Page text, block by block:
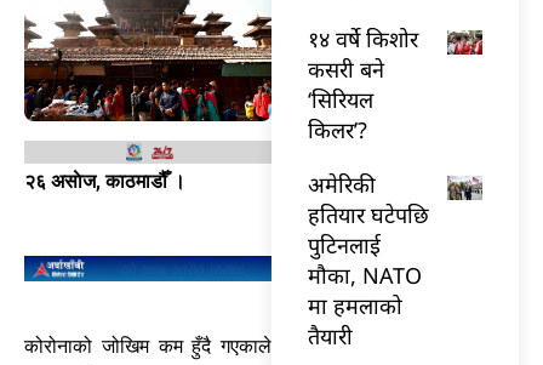
२६ असाेज, काठमाडौँ ।
कोरोनाको जोखिम कम हुँदै गएकाले
१४ वर्षे किशोर
कसरी बने
‘सिरियल
किलर’?
अमेरिकी
हतियार घटेपछि
पुटिनलाई
मौका, NATO
मा हमलाको
तैयारी